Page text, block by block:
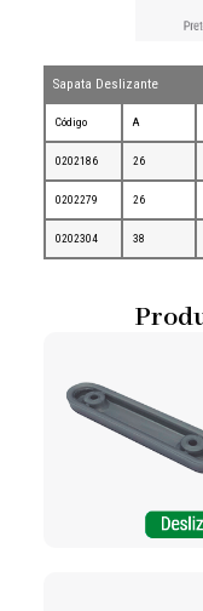
Sapata Deslizante
Código A
0202186 26
0202279 26
0202304 38